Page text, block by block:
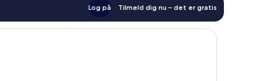
Log på Tilmeld dig nu – det er gratis